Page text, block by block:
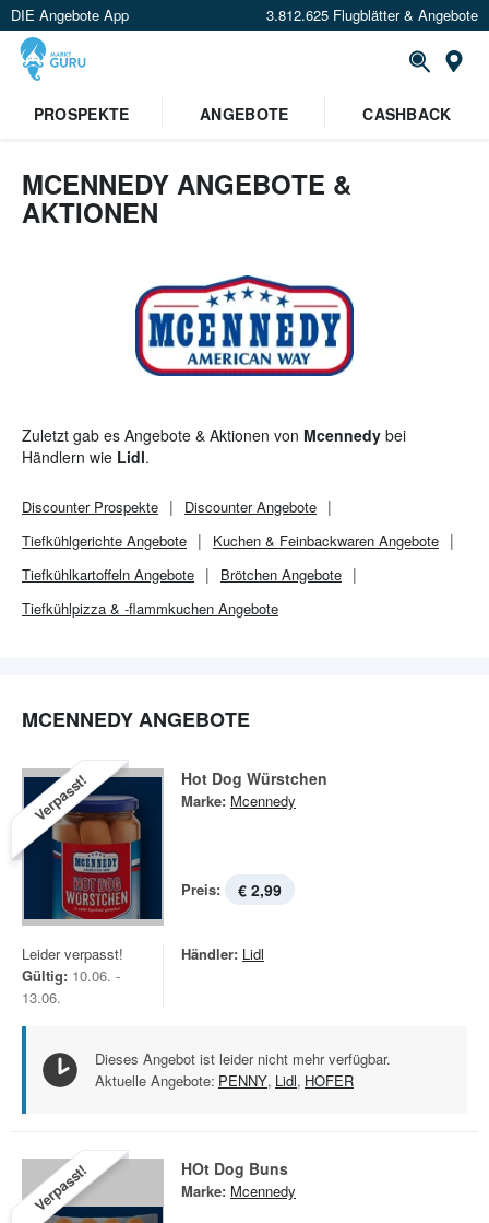
DIE Angebote App 3.812.625 Flugblätter & Angebote
PROSPEKTE ANGEBOTE CASHBACK
MCENNEDY ANGEBOTE &
AKTIONEN
Zuletzt gab es Angebote & Aktionen von Mcennedy bei
Händlern wie Lidl.
DiscounterProspekte DiscounterAngebote
Tiefkühlgerichte Angebote
Kuchen & Feinbackwaren Angebote
Tiefkühlkartoffeln Angebote
Brötchen Angebote
Tiefkühlpizza & -flammkuchen Angebote
MCENNEDY ANGEBOTE
Verpasst! Hot Dog Würstchen
Marke: Mcennedy
Preis: € 2,99
Leider verpasst!
Gültig: 10.06. -
13.06.
Händler: Lidl
Dieses Angebot ist leider nicht mehr verfügbar.
Aktuelle Angebote: PENNY, Lidl, HOFER
Verpasst! HOt Dog Buns
Marke: Mcennedy